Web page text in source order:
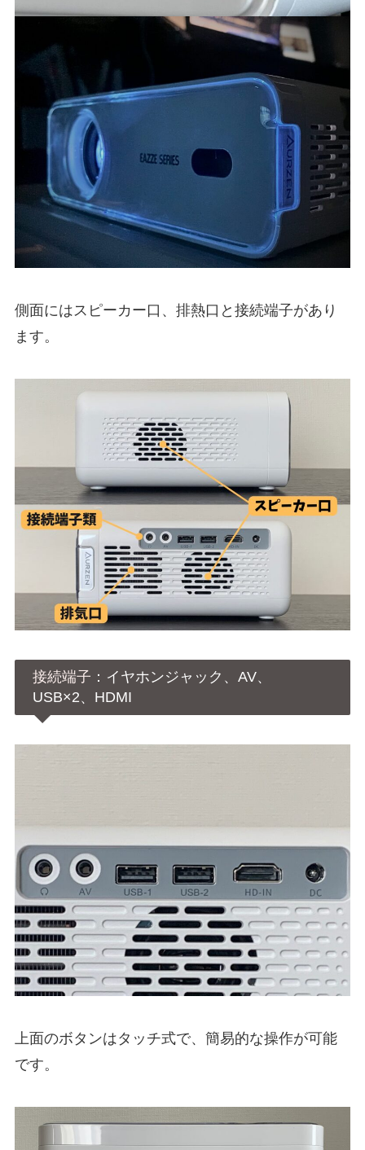
側面にはスピーカー口、排熱口と接続端子があり
ます。
接続端子 ：イヤホンジャック、AV、
USB×2、HDMI
上面のボタンはタッチ式で、簡易的な操作が可能
です。